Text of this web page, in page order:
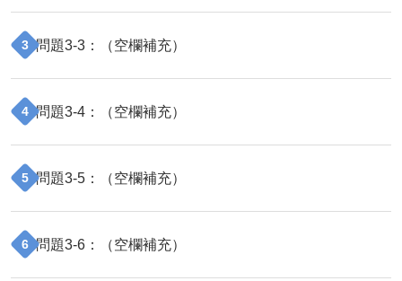
3 問題3-3 ：（空欄補充）
4 問題3-4 ：（空欄補充）
5 問題3-5 ：（空欄補充）
6 問題3-6 ：（空欄補充）